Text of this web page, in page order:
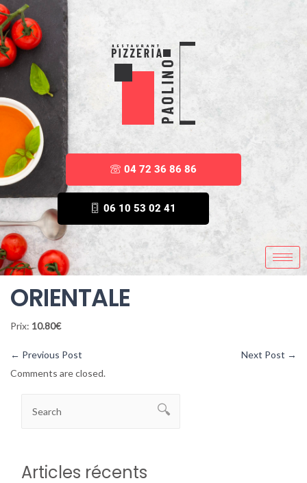
04 72 36 86 86
06 10 53 02 41
ORIENTALE
Prix: 10.80€
← Previous Post Next Post →
Comments are closed.
Articles récents